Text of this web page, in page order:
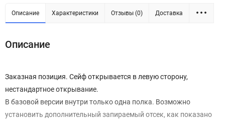
Описание Характеристики Отзывы (0) Доставка
Описание
Заказная позиция. Сейф открывается в левую сторону,
нестандартное открывание.
В базовой версии внутри только одна полка. Возможно
установить дополнительный запираемый отсек, как показано